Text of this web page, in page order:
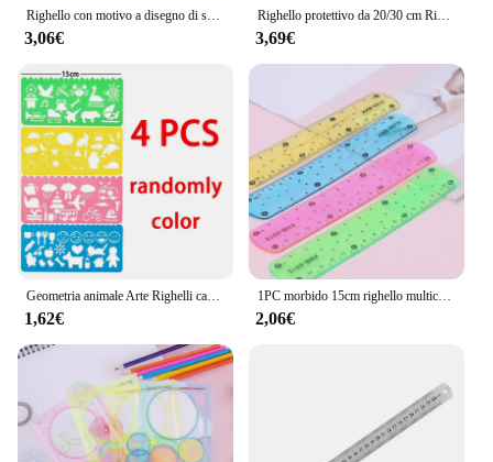
elegant touch.
Righello con motivo a disegno di scena naturale divertente 1 set di 4 pezzi di diverse regole di animali
3,06€
Righello protettivo da 20/30 cm Righello metrico Righello da taglio dritto in lega di alluminio Calibro da taglio antiscivolo per misurazione del taglio
3,69€
Geometria animale Arte Righelli cavi multifunzionali Strumenti di disegno Forniture per pittura scolastica Ufficio Kid Arte Disegno Cancelleria Regola
1,62€
1PC morbido 15cm righello multicolore flessibile cancelleria creativa regola materiale scolastico
2,06€